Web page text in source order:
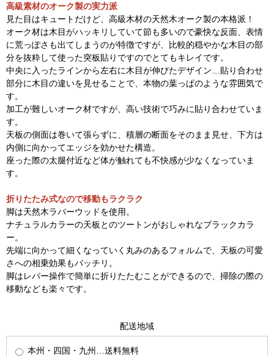
高級素材のオーク製の実力派
見た目はキュートだけど、高級木材の天然木オーク製の本格派！
オーク材は木目がハッキリしていて節も多いので豪快な反面、表情
に荒っぽさも出てしまうのが特徴ですが、比較的穏やかな木目の部
分を抜粋して使った突板貼りですのでとてもキレイです。
中央に入ったラインから左右に木目が伸びたデザイン…貼り合わせ
部分に木目の違いを見せることで、本物の葉っぱのような雰囲気で
す。
加工が難しいオーク材ですが、高い技術で巧みに貼り合わせていま
す。
天板の側面は巻いて張らずに、積層の断面をそのまま見せ、下方は
内側に向かってエッジを効かせた構造。
座った際の太腿付近など体が触れても不快感が少なくなっていま
す。
折りたたみ式なので移動もラクラク
脚は天然木ラバーウッドを使用。
ナチュラルカラーの天板とのツートンがおしゃれなブラックカラ
ー。
先端に向かって細くなっていく丸みのあるフォルムで、天板の可愛
さへの相乗効果もバッチリ。
脚はレバー操作で簡単に折りたたむことができるので、掃除の際の
移動なども楽々です。
配送地域
本州・四国・九州…送料無料